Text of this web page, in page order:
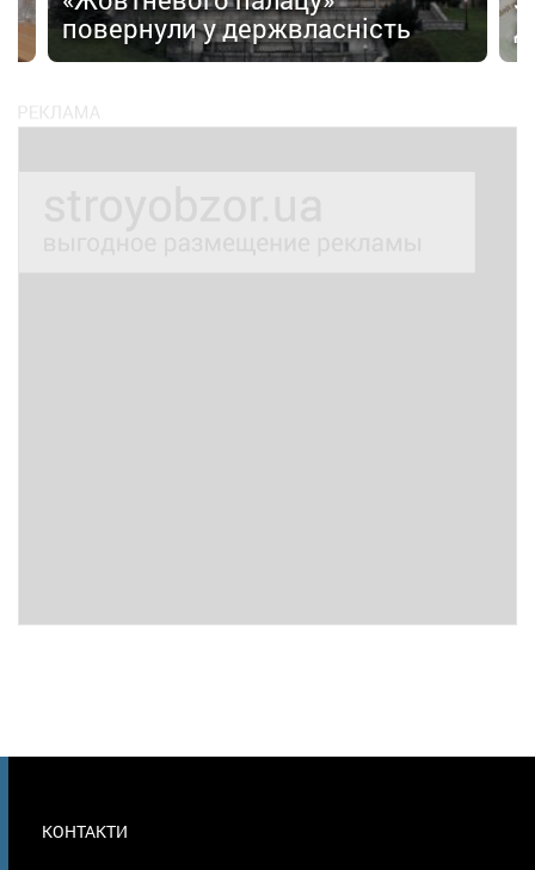
повернули у держвласність
В
КОНТАКТИ